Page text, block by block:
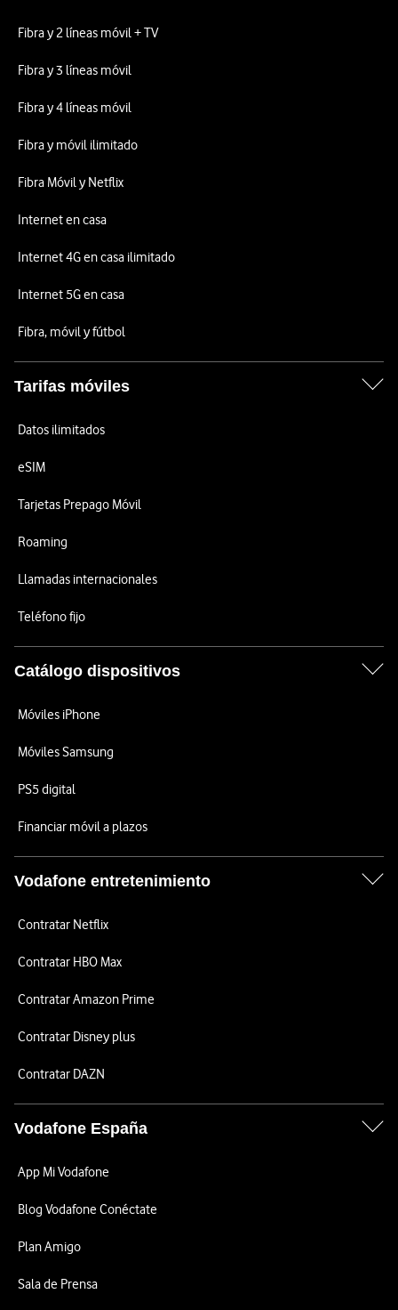
Fibra y 2 líneas móvil + TV
Fibra y 3 líneas móvil
Fibra y 4 líneas móvil
Fibra y móvil ilimitado
Fibra Móvil y Netflix
Internet en casa
Internet 4G en casa ilimitado
Internet 5G en casa
Fibra, móvil y fútbol
Tarifas móviles
Datos ilimitados
eSIM
Tarjetas Prepago Móvil
Roaming
Llamadas internacionales
Teléfono fijo
Catálogo dispositivos
Móviles iPhone
Móviles Samsung
PS5 digital
Financiar móvil a plazos
Vodafone entretenimiento
Contratar Netflix
Contratar HBO Max
Contratar Amazon Prime
Contratar Disney plus
Contratar DAZN
Vodafone España
App Mi Vodafone
Blog Vodafone Conéctate
Plan Amigo
Sala de Prensa